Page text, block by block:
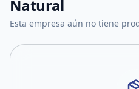
Natural
Esta empresa aún no tiene